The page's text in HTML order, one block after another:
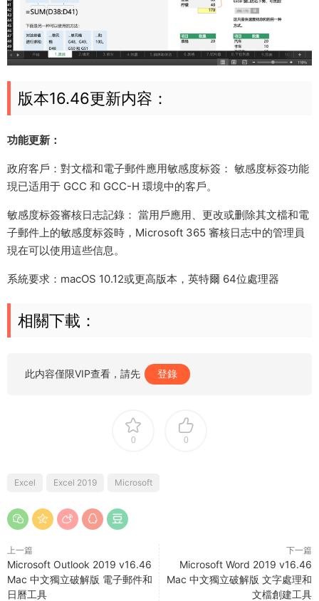
版本16.46更新内容：
功能更新：
政府客戶：對文檔和電子郵件應用敏感度标簽： 敏感度标簽功能
現已适用于 GCC 和 GCC-H 環境中的客戶。
敏感度标簽審核日志記錄： 當用戶應用、更改或删除其文檔和電
子郵件上的敏感度标簽時，Microsoft 365 審核日志中的管理員
現在可以使用這些信息。
系統要求：macOS 10.12或更高版本，英特爾 64位處理器
相關下載：
此内容僅限VIP查看，請先 登錄
0 0
Excel Excel 2019 Microsoft
上一篇
Microsoft Outlook 2019 v16.46
Mac 中文獨立破解版 電子郵件和
日曆工具
下一篇
Microsoft Word 2019 v16.46
Mac 中文獨立破解版 文字處理和
文檔創建工具